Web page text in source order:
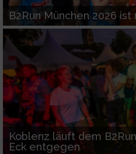
B2Run München 2026
Koblenz läuft dem
Eck entgegen